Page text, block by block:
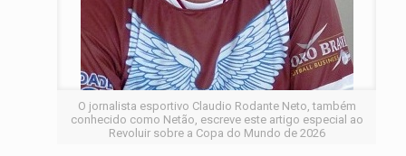
O jornalista esportivo Claudio Rodante Neto, também
conhecido como Netão, escreve este artigo especial ao
Revoluir sobre a Copa do Mundo de 2026